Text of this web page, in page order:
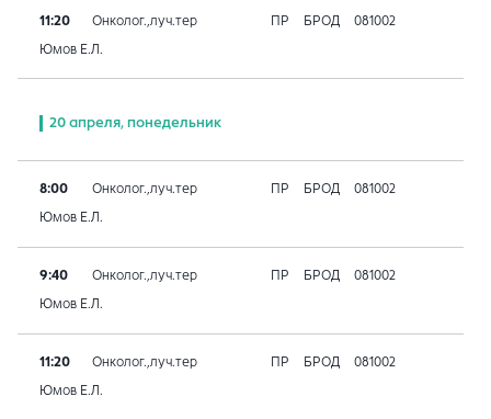
11:20 Онколог.,луч.тер ПР БРОД 081002
Юмов Е.Л.
20 апреля, понедельник
8:00 Онколог.,луч.тер ПР БРОД 081002
Юмов Е.Л.
9:40 Онколог.,луч.тер ПР БРОД 081002
Юмов Е.Л.
11:20 Онколог.,луч.тер ПР БРОД 081002
Юмов Е.Л.